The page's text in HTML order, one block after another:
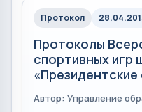
Протокол
Протоколы
спортивных игр
Автор: Управление